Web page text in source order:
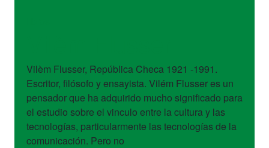
Vilèm Flusser, República Checa 1921 -1991.
Escritor, filósofo y ensayista. Vilém Flusser es un
pensador que ha adquirido mucho significado para
el estudio sobre el vinculo entre la cultura y las
tecnologías, particularmente las tecnologías de la
comunicación. Pero no